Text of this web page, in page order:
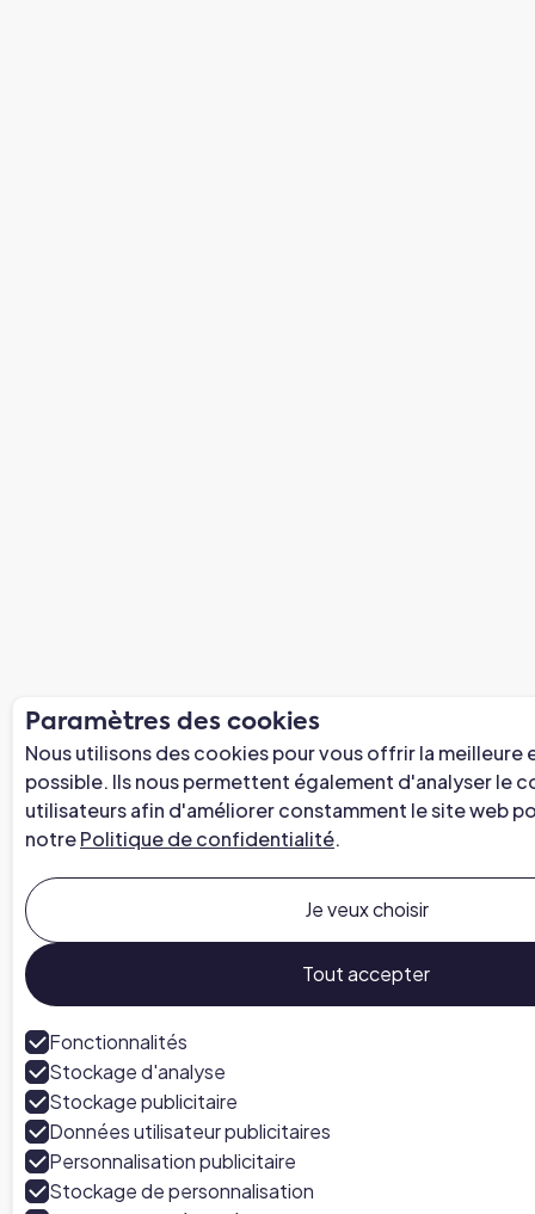
Paramètres des cookies
Nous utilisons des cookies pour vous offrir la meilleure
possible. Ils nous permettent également d'analyser le
utilisateurs afin d'améliorer constamment le site web
notrePolitique de confidentialité.
Je veux choisir
Tout accepter
Fonctionnalités
Stockage d'analyse
Stockage publicitaire
Données utilisateur publicitaires
Personnalisation publicitaire
Stockage de personnalisation